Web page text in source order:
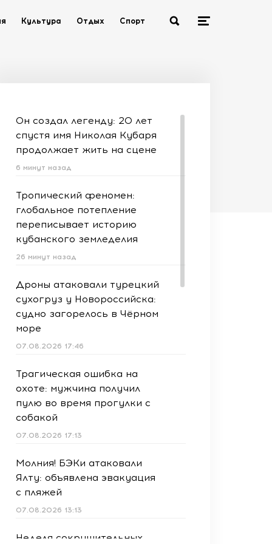
Культура Отдых Спорт
Он создал легенду: 20 лет
спустя имя Николая Кубаря
продолжает жить на сцене
6 минут назад
Тропический феномен:
глобальное потепление
переписывает историю
кубанского земледелия
26 минут назад
Дроны атаковали турецкий
сухогруз у Новороссийска:
судно загорелось в Чёрном
море
07.08.2026 17:46
Трагическая ошибка на
охоте: мужчина получил
пулю во время прогулки с
собакой
07.08.2026 17:13
Молния! БЭКи атаковали
Ялту: объявлена эвакуация
с пляжей
07.08.2026 13:13
Неделя сокрушительных